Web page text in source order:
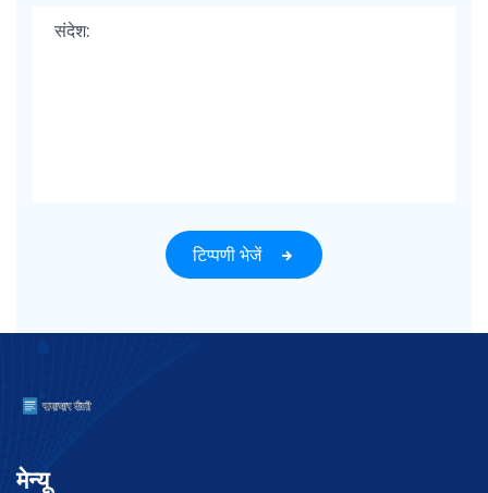
टिप्पणी भेजें
मेन्यू